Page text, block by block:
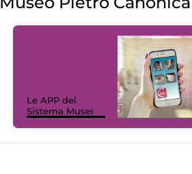
Le APP del
Sistema Musei